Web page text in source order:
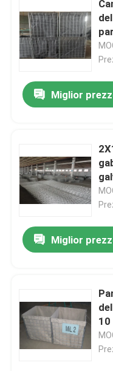
Miglior
Miglior
10